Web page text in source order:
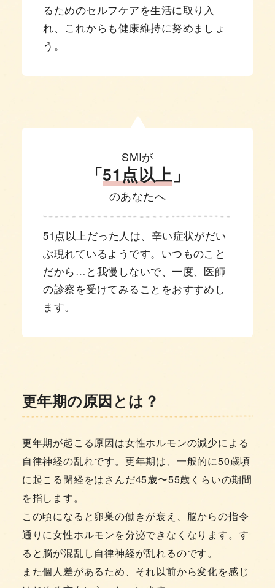
るためのセルフケアを生活に取り入
れ、これからも健康維持に努めましょ
う。
SMIが
「51点以上 」
のあなたへ
51点以上だった人は、辛い症状がだい
ぶ現れているようです。いつものこと
だから…と我慢しないで、一度、医師
の診察を受けてみることをおすすめし
ます。
更年期の原因とは？
更年期が起こる原因は女性ホルモンの減少による
自律神経の乱れです。更年期は、一般的に50歳頃
に起こる閉経をはさんだ45歳〜55歳くらいの期間
を指します。
この頃になると卵巣の働きが衰え、脳からの指令
通りに女性ホルモンを分泌できなくなります。す
ると脳が混乱し自律神経が乱れるのです。
また個人差があるため、それ以前から変化を感じ